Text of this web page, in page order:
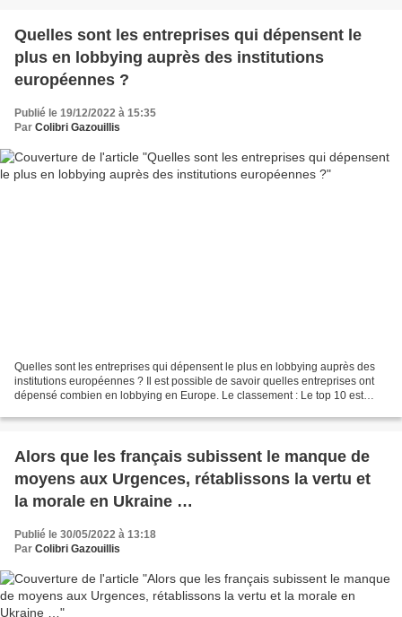
Quelles sont les entreprises qui dépensent le
plus en lobbying auprès des institutions
européennes ?
Publié le 19/12/2022 à 15:35
Par Colibri Gazouillis
Quelles sont les entreprises qui dépensent le plus en lobbying auprès des
institutions européennes ? Il est possible de savoir quelles entreprises ont
dépensé combien en lobbying en Europe. Le classement : Le top 10 est
Alors que les français subissent le manque de
moyens aux Urgences, rétablissons la vertu et
la morale en Ukraine …
Publié le 30/05/2022 à 13:18
Par Colibri Gazouillis